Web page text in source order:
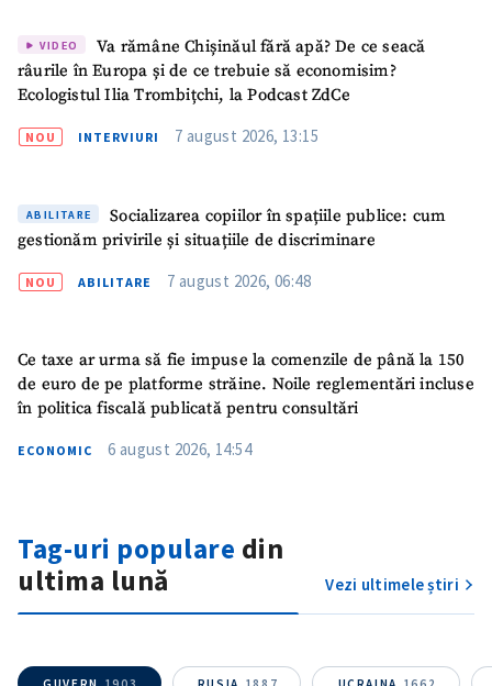
VIDEO
Va rămâne Chișinăul fără apă? De ce seacă
râurile în Europa și de ce trebuie să economisim?
Ecologistul Ilia Trombițchi, la Podcast ZdCe
NOU INTERVIURI 7 august 2026, 13:15
ABILITARE
Socializarea copiilor în spațiile publice: cum
gestionăm privirile și situațiile de discriminare
NOU ABILITARE 7 august 2026, 06:48
Ce taxe ar urma să fie impuse la comenzile de până la 150
de euro de pe platforme străine. Noile reglementări incluse
în politica fiscală publicată pentru consultări
ECONOMIC 6 august 2026, 14:54
Tag-uri populare din
ultima lună
Vezi ultimele știri